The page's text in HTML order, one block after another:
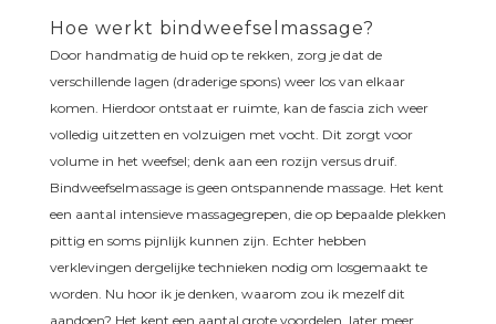
Hoe werkt bindweefselmassage?
Door handmatig de huid op te rekken, zorg je dat de
verschillende lagen (draderige spons) weer los van elkaar
komen. Hierdoor ontstaat er ruimte, kan de fascia zich weer
volledig uitzetten en volzuigen met vocht. Dit zorgt voor
volume in het weefsel; denk aan een rozijn versus druif.
Bindweefselmassage is geen ontspannende massage. Het kent
een aantal intensieve massagegrepen, die op bepaalde plekken
pittig en soms pijnlijk kunnen zijn. Echter hebben
verklevingen dergelijke technieken nodig om losgemaakt te
worden. Nu hoor ik je denken, waarom zou ik mezelf dit
aandoen? Het kent een aantal grote voordelen, later meer